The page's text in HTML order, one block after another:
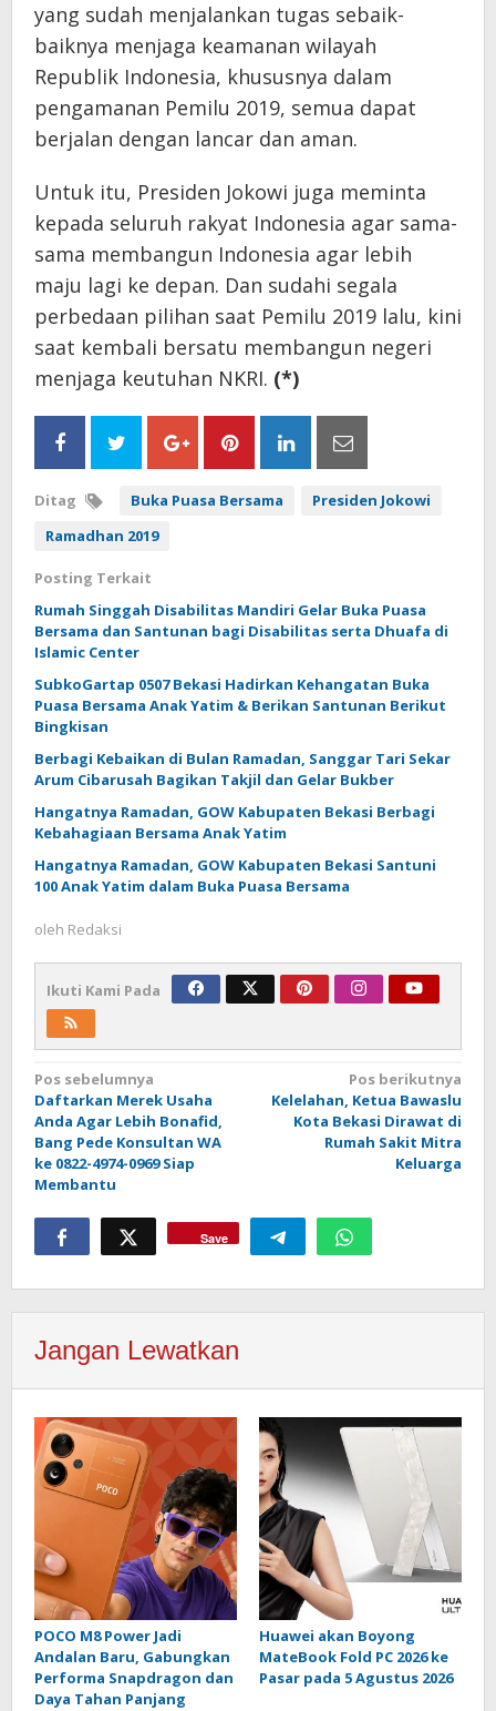
yang sudah menjalankan tugas sebaik-
baiknya menjaga keamanan wilayah
Republik Indonesia, khususnya dalam
pengamanan Pemilu 2019, semua dapat
berjalan dengan lancar dan aman.
Untuk itu, Presiden Jokowi juga meminta
kepada seluruh rakyat Indonesia agar sama-
sama membangun Indonesia agar lebih
maju lagi ke depan. Dan sudahi segala
perbedaan pilihan saat Pemilu 2019 lalu, kini
saat kembali bersatu membangun negeri
menjaga keutuhan NKRI. (*)
Ditag Buka Puasa Bersama
Presiden Jokowi
Ramadhan 2019
Posting Terkait
Rumah Singgah Disabilitas Mandiri Gelar Buka Puasa
Bersama dan Santunan bagi Disabilitas serta Dhuafa di
Islamic Center
SubkoGartap 0507 Bekasi Hadirkan Kehangatan Buka
Puasa Bersama Anak Yatim & Berikan Santunan Berikut
Bingkisan
Berbagi Kebaikan di Bulan Ramadan, Sanggar Tari Sekar
Arum Cibarusah Bagikan Takjil dan Gelar Bukber
Hangatnya Ramadan, GOW Kabupaten Bekasi Berbagi
Kebahagiaan Bersama Anak Yatim
Hangatnya Ramadan, GOW Kabupaten Bekasi Santuni
100 Anak Yatim dalam Buka Puasa Bersama
oleh Redaksi
Ikuti Kami Pada
Navigasi
pos
Pos sebelumnya
Daftarkan Merek Usaha
Anda Agar Lebih Bonafid,
Bang Pede Konsultan WA
ke 0822-4974-0969 Siap
Membantu
Pos berikutnya
Kelelahan, Ketua Bawaslu
Kota Bekasi Dirawat di
Rumah Sakit Mitra
Keluarga
Save
Jangan Lewatkan
POCO M8 Power Jadi
Andalan Baru, Gabungkan
Performa Snapdragon dan
Daya Tahan Panjang
Huawei akan Boyong
MateBook Fold PC 2026 ke
Pasar pada 5 Agustus 2026